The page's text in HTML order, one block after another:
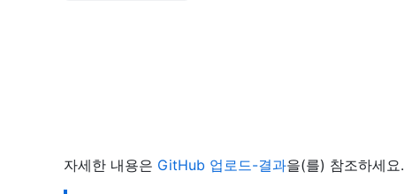
자세한 내용은 GitHub 업로드-결과을(를) 참조하세요.